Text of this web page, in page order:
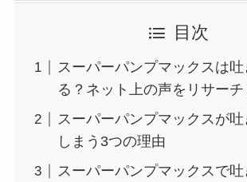
目次
スーパーパンプマックスは
る？ネット上の声をリサーチ
スーパーパンプマックスが
しまう3つの理由
スーパーパンプマックスで吐